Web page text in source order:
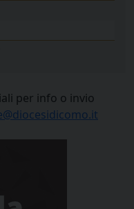
per info o invio